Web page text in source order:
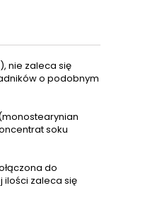
nie zaleca się
o podobnym
soku
do
ilości zaleca się